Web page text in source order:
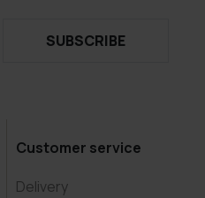
SUBSCRIBE
Customer service
Delivery